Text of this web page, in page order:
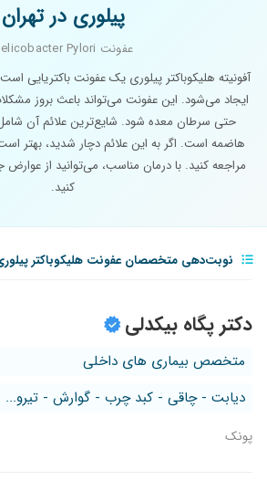
پیلوری در تهران
عفونت Helicobacter Pylori
آفونیته هلیکوباکتر پیلوری یک عفونت باکتریایی
ایجاد می‌شود. این عفونت می‌تواند باعث بروز
حتی سرطان معده شود. شایع‌ترین علائم آن
هاضمه است. اگر به این علائم دچار شدید، بهتر
مراجعه کنید. با درمان مناسب، می‌توانید از
کنید.
نوبت‌دهی متخصصان عفونت هلیکوباکتر
دکتر پگاه بیکدلی
متخصص بیماری های داخلی
دیابت - چاقی - کبد چرب - گوارش - تیرو...
پونک